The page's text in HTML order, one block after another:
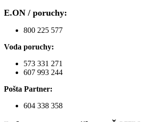
E.ON / poruchy:
800 225 577
Voda poruchy:
573 331 271
607 993 244
Pošta Partner:
604 338 358